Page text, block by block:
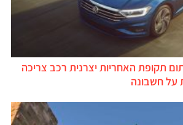
תקופת האחריות יצרנית רכב צריכה
על חשבונה